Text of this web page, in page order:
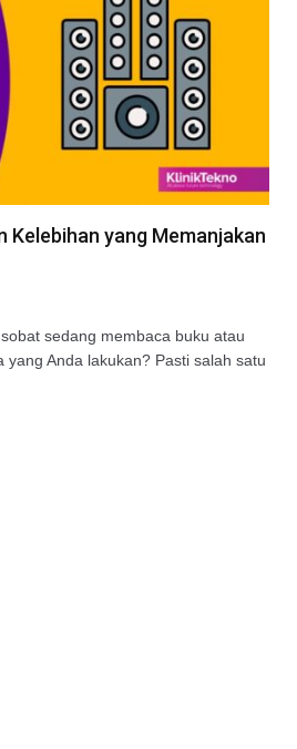
Kelebihan yang Memanjakan
sedang membaca buku atau
yang Anda lakukan? Pasti salah satu